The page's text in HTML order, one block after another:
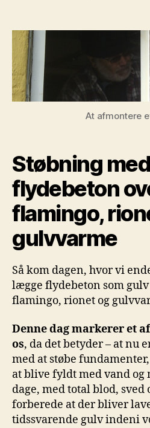
At afmontere
Støbning med
flydebeton
flamingo,
gulvvarme
Så kom dagen, hvor vi
lægge flydebeton som gulv
flamingo, rionet og
Denne dag markerer et
os, da det betyder – at nu
med at støbe
at blive fyldt med vand og
dage, med total blod, sved
forberede at der bliver
tidssvarende gulv indeni